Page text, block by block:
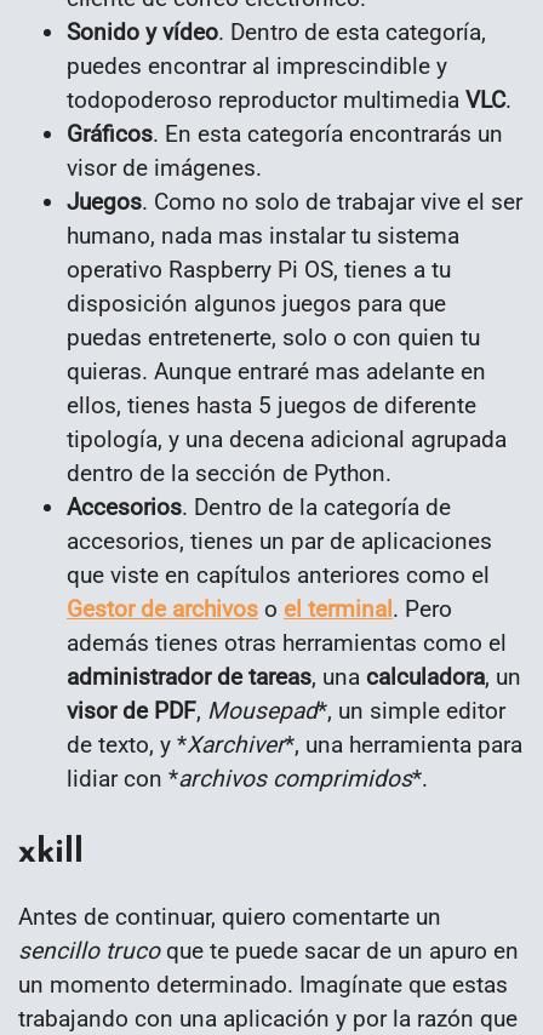
Sonido y vídeo. Dentro de esta categoría,
puedes encontrar al imprescindible y
todopoderoso reproductor multimedia VLC.
Gráficos. En esta categoría encontrarás un
visor de imágenes.
Juegos. Como no solo de trabajar vive el ser
humano, nada mas instalar tu sistema
operativo Raspberry Pi OS, tienes a tu
disposición algunos juegos para que
puedas entretenerte, solo o con quien tu
quieras. Aunque entraré mas adelante en
ellos, tienes hasta 5 juegos de diferente
tipología, y una decena adicional agrupada
dentro de la sección de Python.
Accesorios. Dentro de la categoría de
accesorios, tienes un par de aplicaciones
que viste en capítulos anteriores como el
Gestor de archivos o el terminal. Pero
además tienes otras herramientas como el
administrador de tareas, una calculadora, un
visor de PDF, Mousepad*, un simple editor
de texto, y *Xarchiver*, una herramienta para
lidiar con *archivos comprimidos*.
xkill
Antes de continuar, quiero comentarte un
sencillo trucoque te puede sacar de un apuro en
un momento determinado. Imagínate que estas
trabajando con una aplicación y por la razón que